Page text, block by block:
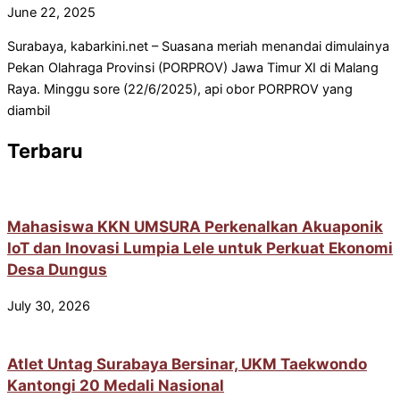
June 22, 2025
Surabaya, kabarkini.net – Suasana meriah menandai dimulainya
Pekan Olahraga Provinsi (PORPROV) Jawa Timur XI di Malang
Raya. Minggu sore (22/6/2025), api obor PORPROV yang
diambil
Terbaru
Mahasiswa KKN UMSURA Perkenalkan Akuaponik
IoT dan Inovasi Lumpia Lele untuk Perkuat Ekonomi
Desa Dungus
July 30, 2026
Atlet Untag Surabaya Bersinar, UKM Taekwondo
Kantongi 20 Medali Nasional